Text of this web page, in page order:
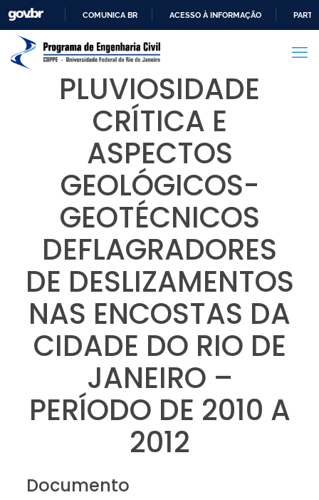
PARA
CONTEÚDO
COMUNICA BR ACESSO À INFORMAÇÃO
PLUVIOSIDADE
CRÍTICA E
ASPECTOS
GEOLÓGICOS-
GEOTÉCNICOS
DEFLAGRADORES
DE DESLIZAMENTOS
NAS ENCOSTAS DA
CIDADE DO RIO DE
JANEIRO –
PERÍODO DE 2010 A
2012
Documento